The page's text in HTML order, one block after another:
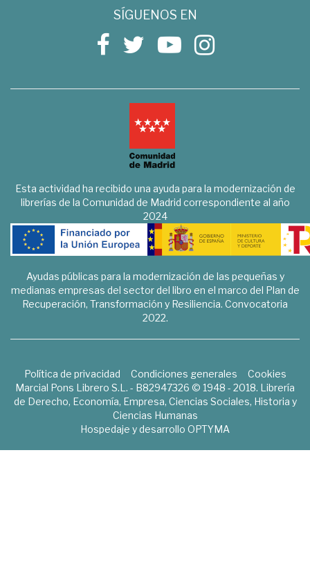
SÍGUENOS EN
Esta actividad ha recibido una ayuda para la modernización de
librerías de la Comunidad de Madrid correspondiente al año
2024
Ayudas públicas para la modernización de las pequeñas y
medianas empresas del sector del libro en el marco del Plan de
Recuperación, Transformación y Resiliencia. Convocatoria
2022.
Política de privacidad Condiciones generales
Cookies
Marcial Pons Librero S.L. - B82947326 © 1948 - 2018. Librería
de Derecho, Economía, Empresa, Ciencias Sociales, Historia y
Ciencias Humanas
Hospedaje y desarrollo OPTYMA